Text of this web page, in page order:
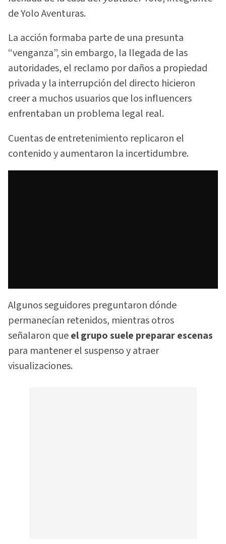
de Yolo Aventuras.
La acción formaba parte de una presunta
“venganza”, sin embargo, la llegada de las
autoridades, el reclamo por daños a propiedad
privada y la interrupción del directo hicieron
creer a muchos usuarios que los influencers
enfrentaban un problema legal real.
Cuentas de entretenimiento replicaron el
contenido y aumentaron la incertidumbre.
Algunos seguidores preguntaron dónde
permanecían retenidos, mientras otros
señalaron queel grupo suele preparar escenas
para mantener el suspenso y atraer
visualizaciones.